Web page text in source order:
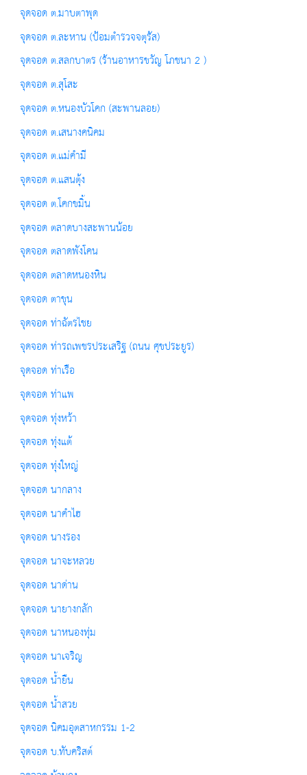
จุดจอด ต.มาบตาพุด
จุดจอด ต.ละหาน (ป้อมตำรวจจตุรัส)
จุดจอด ต.สลกบาตร (ร้านอาหารขวัญ โภชนา 2 )
จุดจอด ต.สุโสะ
จุดจอด ต.หนองบัวโคก (สะพานลอย)
จุดจอด ต.เสนางคนิคม
จุดจอด ต.แม่คำมี
จุดจอด ต.แสนตุ้ง
จุดจอด ต.โคกขมิ้น
จุดจอด ตลาดบางสะพานน้อย
จุดจอด ตลาดพังโคน
จุดจอด ตลาดหนองหิน
จุดจอด ตาขุน
จุดจอด ท่าฉัตรไชย
จุดจอด ท่ารถเพชรประเสริฐ (ถนน ศุขประยูร)
จุดจอด ท่าเรือ
จุดจอด ท่าแพ
จุดจอด ทุ่งหว้า
จุดจอด ทุ่งแต้
จุดจอด ทุ่งใหญ่
จุดจอด นากลาง
จุดจอด นาคำไฮ
จุดจอด นางรอง
จุดจอด นาจะหลวย
จุดจอด นาด่าน
จุดจอด นายางกลัก
จุดจอด นาหนองทุ่ม
จุดจอด นาเจริญ
จุดจอด น้ำยืน
จุดจอด น้ำสวย
จุดจอด นิคมอุตสาหกรรม 1-2
จุดจอด บ.ทับคริสต์